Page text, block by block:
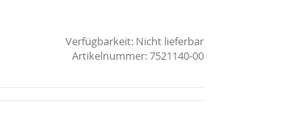
Verfügbarkeit: Nicht lieferbar
7521140-00